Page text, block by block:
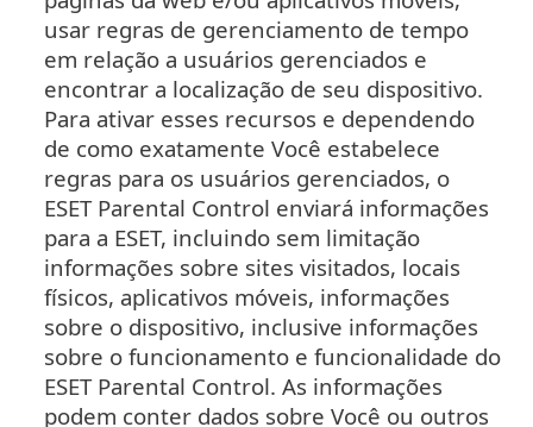
usar regras de gerenciamento de tempo
em relação a usuários gerenciados e
encontrar a localização de seu dispositivo.
Para ativar esses recursos e dependendo
de como exatamente Você estabelece
regras para os usuários gerenciados, o
ESET Parental Control enviará informações
para a ESET, incluindo sem limitação
informações sobre sites visitados, locais
físicos, aplicativos móveis, informações
sobre o dispositivo, inclusive informações
sobre o funcionamento e funcionalidade do
ESET Parental Control. As informações
podem conter dados sobre Você ou outros